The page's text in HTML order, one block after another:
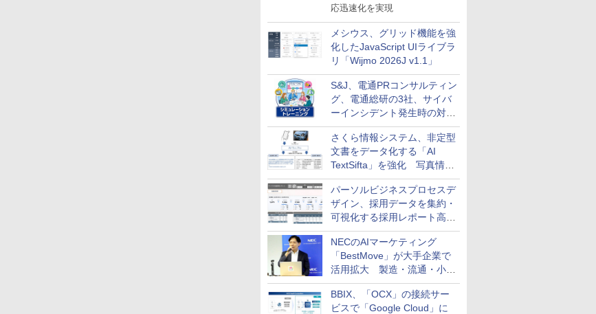
応迅速化を実現
メシウス、グリッド機能を強
化したJavaScript UIライブラ
リ「Wijmo 2026J v1.1」
S&J、電通PRコンサルティン
グ、電通総研の3社、サイバ
ーインシデント発生時の対応
と危機管理広報を一体的に訓
練するプログラムを提供
さくら情報システム、非定型
文書をデータ化する「AI
TextSifta」を強化 写真情報
のデータ化などに対応
パーソルビジネスプロセスデ
ザイン、採用データを集約・
可視化する採用レポート高速
化サービスを提供
NECのAIマーケティング
「BestMove」が大手企業で
活用拡大 製造・流通・小売
企業・広告代理店などが実装
フェーズへ
BBIX、「OCX」の接続サー
ビスで「Google Cloud」に